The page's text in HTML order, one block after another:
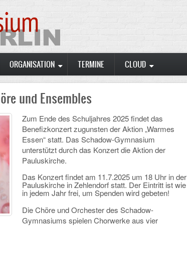
ORGANISATION TERMINE CLOUD
und Ensembles
Zum Ende des Schuljahres 2025 findet das
Benefizkonzert zugunsten der Aktion „Warmes
Essen“ statt. Das Schadow-Gymnasium
unterstützt durch das Konzert die Aktion der
Pauluskirche.
Das Konzert findet am 11.7.2025 um 18 Uhr in der
Pauluskirche in Zehlendorf statt. Der Eintritt ist wie
in jedem Jahr frei, um Spenden wird gebeten!
Die Chöre und Orchester des Schadow-
Gymnasiums spielen Chorwerke aus vier